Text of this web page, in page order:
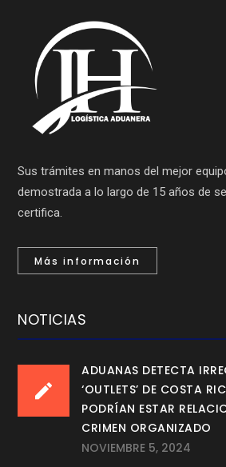
Sus trámites en manos del mejor
demostrada a lo largo de 15 años de
certifica.
Más información
NOTICIAS
ADUANAS DETECTA
‘OUTLETS’ DE COSTA
PODRÍAN ESTAR
CRIMEN ORGANIZADO
NOVIEMBRE 5, 2024